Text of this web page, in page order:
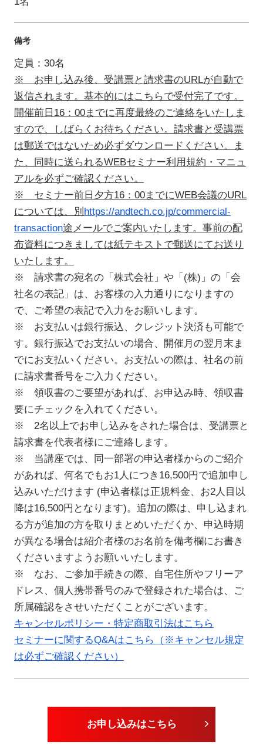
備考
定員：30名
※ お申し込み後、受講票と請求書のURLが自動で
返信されます。基本的にはこちらで受付完了です。
開催前日16：00までに再度最終のご連絡をいたしま
すので、しばらくお待ちください。請求書と受講票
は郵送ではないため必ずダウンロードください。ま
た、同時に送られるWEBセミナー利用規約・マニュ
アルを必ずご確認ください。
※ セミナー前日夕方16：00までにWEB会議のURL
については、別 https://andtech.co.jp/commercial-
transaction途メールでご案内いたします。事前の配
布資料につきましては紙テキストで郵送にてお送り
いたします。
※ 請求書の宛名の「株式会社」や「(株)」の「会
社名の表記」は、お客様の入力通りになりますの
で、ご希望の表記で入力をお願いします。
※ お支払いは銀行振込、クレジット決済も可能で
す。銀行振込でお支払いの場合、開催月の翌月末ま
でにお支払いください。お支払いの際は、社名の前
に請求書番号をご入力ください。
※ 領収書のご要望があれば、お申込み時、領収書
要にチェックを入れてください。
※ 2名以上でお申し込みをされた場合は、受講票と
請求書を代表者様にご連絡します。
※ 当講座では、同一部署の申込者様からのご紹介
があれば、何名でもお1人につき16,500円で追加申し
込みいただけます (申込者様は正規料金、お2人目以
降は16,500円となります)。追加の際は、申し込まれ
る方が追加の方を取りまとめいただくか、申込時期
が異なる場合は紹介者様のお名前を備考欄にお書き
くださいますようお願いいたします。
※ なお、ご参加手続きの際、自宅住所やフリーア
ドレス、個人携帯番号のみで登録された場合は、ご
所属確認をさせいただくことがございます。
キャンセルポリシー・特定商取引法はこちら
セミナーに関するQ&Aはこちら（※キャンセル規定
は必ずご確認ください）
お申し込みはこちら